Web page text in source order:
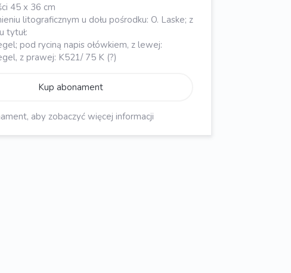
45 x 36 cm
litograficznym u dołu pośrodku: O. Laske; z
tytuł:
pod ryciną napis ołówkiem, z lewej:
z prawej: K521/ 75 K (?)
Kup abonament
aby zobaczyć więcej informacji